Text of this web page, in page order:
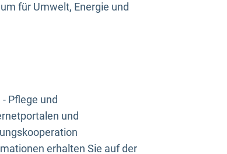
für Umwelt, Energie und
Pflege und
und
erhalten Sie auf der